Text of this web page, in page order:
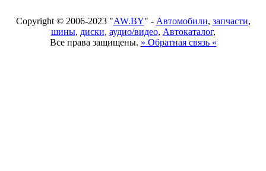
Copyright © 2006-2023 "AW.BY" - Автомобили, запчасти,
шины, диски, аудио/видео, Автокаталог,
Все права защищены. » Обратная связь «